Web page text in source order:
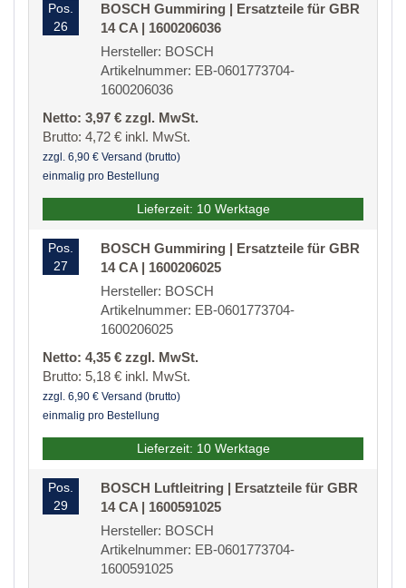
Pos.
26
BOSCH Gummiring | Ersatzteile für GBR
14 CA | 1600206036
Hersteller: BOSCH
Artikelnummer: EB-0601773704-
1600206036
Netto: 3,97 € zzgl. MwSt.
Brutto: 4,72 € inkl. MwSt.
zzgl. 6,90 € Versand (brutto)
einmalig pro Bestellung
Lieferzeit: 10 Werktage
Pos.
27
BOSCH Gummiring | Ersatzteile für GBR
14 CA | 1600206025
Hersteller: BOSCH
Artikelnummer: EB-0601773704-
1600206025
Netto: 4,35 € zzgl. MwSt.
Brutto: 5,18 € inkl. MwSt.
zzgl. 6,90 € Versand (brutto)
einmalig pro Bestellung
Lieferzeit: 10 Werktage
Pos.
29
BOSCH Luftleitring | Ersatzteile für GBR
14 CA | 1600591025
Hersteller: BOSCH
Artikelnummer: EB-0601773704-
1600591025